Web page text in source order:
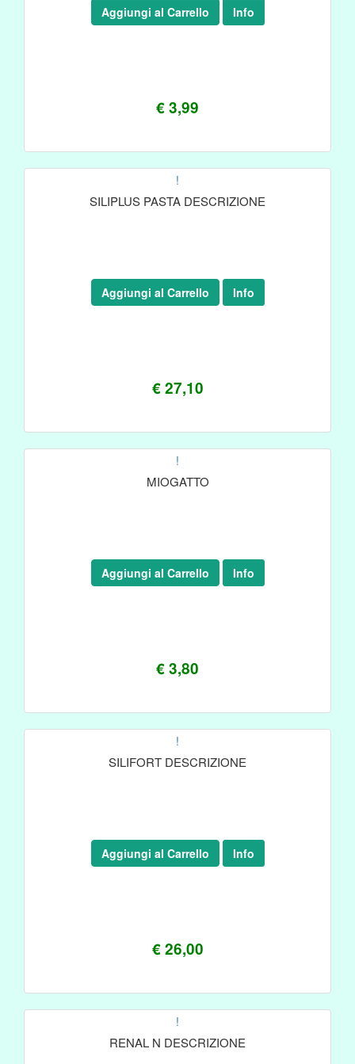
€ 3,99
Aggiungi al Carrello Info
!
SILIPLUS PASTA DESCRIZIONE
€ 27,10
Aggiungi al Carrello Info
!
MIOGATTO
€ 3,80
Aggiungi al Carrello Info
!
SILIFORT DESCRIZIONE
€ 26,00
Aggiungi al Carrello Info
!
RENAL N DESCRIZIONE